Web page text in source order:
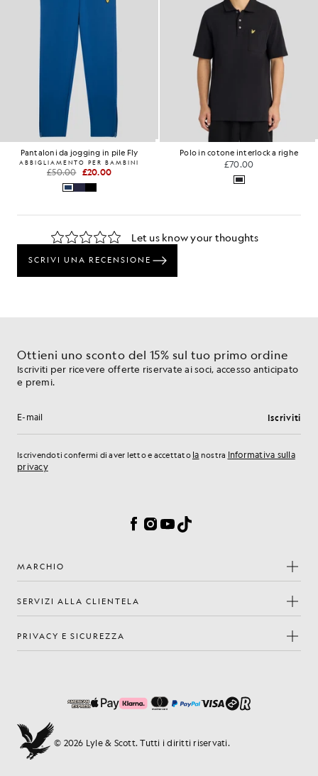
Pantaloni da jogging in pile Fly
ABBIGLIAMENTO PER BAMBINI
£50.00 £20.00
Polo in cotone interlock a righe
£70.00
Ottieni uno sconto del 15% sul tuo primo ordine
Iscriviti per ricevere offerte riservate ai soci, accesso anticipato
e premi.
Indirizzo e-mail Iscriviti
Iscrivendoti confermi di aver letto e accettato la nostra Informativa sulla
privacy
Facebook
Instagram
YouTube
TikTok
MARCHIO
SERVIZI ALLA CLIENTELA
PRIVACY E SICUREZZA
© 2026 Lyle & Scott. Tutti i diritti riservati.